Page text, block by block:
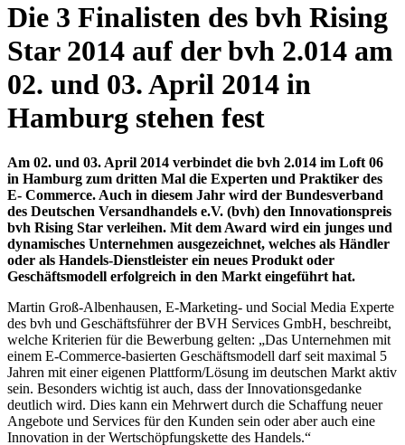
Die 3 Finalisten des bvh Rising
Star 2014 auf der bvh 2.014 am
02. und 03. April 2014 in
Hamburg stehen fest
Am 02. und 03. April 2014 verbindet die bvh 2.014 im Loft 06
in Hamburg zum dritten Mal die Experten und Praktiker des
E- Commerce. Auch in diesem Jahr wird der Bundesverband
des Deutschen Versandhandels e.V. (bvh) den Innovationspreis
bvh Rising Star verleihen. Mit dem Award wird ein junges und
dynamisches Unternehmen ausgezeichnet, welches als Händler
oder als Handels-Dienstleister ein neues Produkt oder
Geschäftsmodell erfolgreich in den Markt eingeführt hat.
Martin Groß-Albenhausen, E-Marketing- und Social Media Experte
des bvh und Geschäftsführer der BVH Services GmbH, beschreibt,
welche Kriterien für die Bewerbung gelten: „Das Unternehmen mit
einem E-Commerce-basierten Geschäftsmodell darf seit maximal 5
Jahren mit einer eigenen Plattform/Lösung im deutschen Markt aktiv
sein. Besonders wichtig ist auch, dass der Innovationsgedanke
deutlich wird. Dies kann ein Mehrwert durch die Schaffung neuer
Angebote und Services für den Kunden sein oder aber auch eine
Innovation in der Wertschöpfungskette des Handels.“